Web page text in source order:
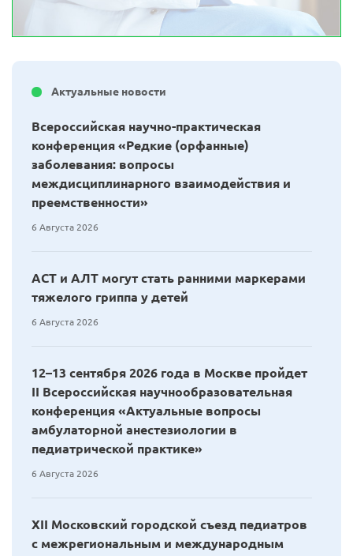
Актуальные новости
Всероссийская научно-практическая
конференция «Редкие (орфанные)
заболевания: вопросы
междисциплинарного взаимодействия и
преемственности»
6 Августа 2026
АСТ и АЛТ могут стать ранними маркерами
тяжелого гриппа у детей
6 Августа 2026
12–13 сентября 2026 года в Москве пройдет
II Всероссийская научнообразовательная
конференция «Актуальные вопросы
амбулаторной анестезиологии в
педиатрической практике»
6 Августа 2026
XII Московский городской съезд педиатров
с межрегиональным и международным